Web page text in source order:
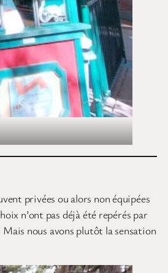
privées ou alors non équipées
n’ont pas déjà été repérés par
nous avons plutôt la sensation